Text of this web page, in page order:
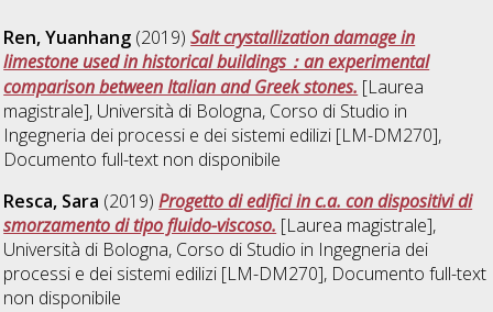
Ren, Yuanhang (2019)Salt crystallization damage in
limestone used in historical buildings：an experimental
comparison between Italian and Greek stones. [Laurea
magistrale], Università di Bologna, Corso di Studio in
Ingegneria dei processi e dei sistemi edilizi [LM-DM270],
Documento full-text non disponibile
Resca, Sara (2019)Progetto di edifici in c.a. con dispositivi di
smorzamento di tipo fluido-viscoso. [Laurea magistrale],
Università di Bologna, Corso di Studio in Ingegneria dei
processi e dei sistemi edilizi [LM-DM270], Documento full-text
non disponibile